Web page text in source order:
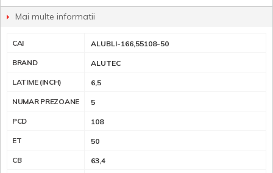
Mai multe informatii
CAI ALUBLI-166,55108-50
BRAND ALUTEC
LATIME (INCH) 6,5
NUMAR PREZOANE 5
PCD 108
ET 50
CB 63,4